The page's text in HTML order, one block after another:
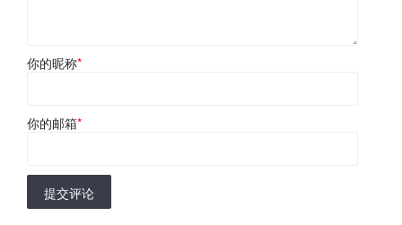
你的昵称*
你的邮箱*
提交评论